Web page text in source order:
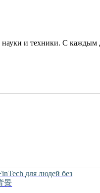
и техники. С каждым
для людей без
景